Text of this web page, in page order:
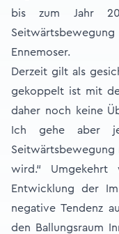
bis zum Jahr
Ennemoser.
Derzeit gilt als
gekoppelt ist mit
daher noch keine
Ich gehe aber
Seitwärtsbewegung
wird.“
Entwicklung der
negative Tendenz
den Ballungsraum